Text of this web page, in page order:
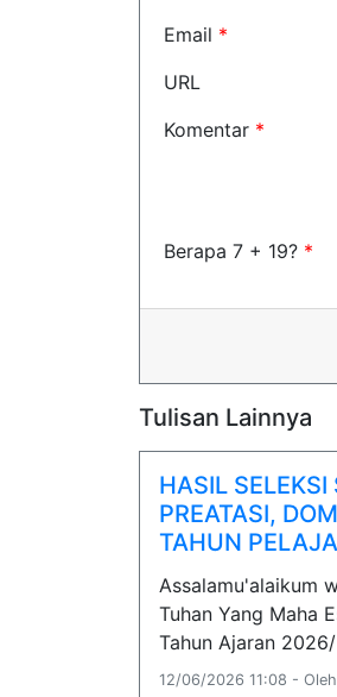
Email *
URL
Komentar *
Berapa 7 + 19? *
Tulisan Lainnya
HASIL
PREATASI,
TAHUN
Assalamu'alaikum
Tuhan Yang Maha
Tahun Ajaran 2026/
12/06/2026 11:08 -